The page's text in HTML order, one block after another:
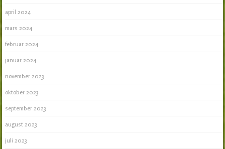
april 2024
mars 2024
februar 2024
januar 2024
november 2023
oktober 2023
september 2023
august 2023
juli 2023